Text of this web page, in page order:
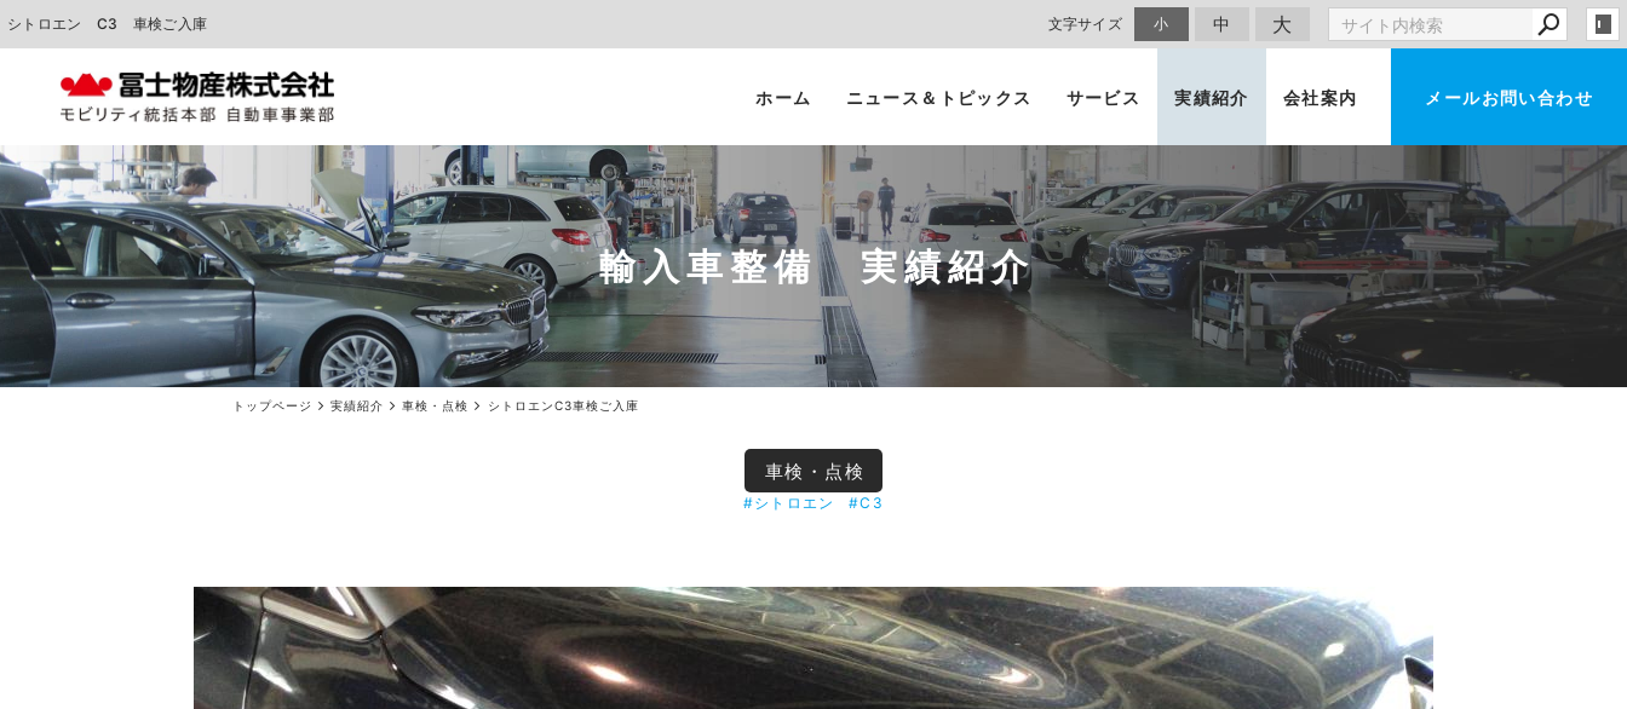
シトロエン C3 車検ご入庫 文字サイズ 小 中 大
ホーム ニュース＆トピックス サービス 実績紹介 会社案内 メールお問い合わせ
輸入車整備 実績紹介
トップページ 実績紹介 車検・点検 シトロエンC3車検ご入庫
車検・点検
#シトロエン #C3